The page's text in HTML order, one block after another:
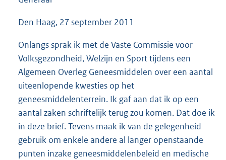
Den Haag, 27 september 2011
Onlangs sprak ik met de Vaste Commissie voor
Volksgezondheid, Welzijn en Sport tijdens een
Algemeen Overleg Geneesmiddelen over een aantal
uiteenlopende kwesties op het
geneesmiddelenterrein. Ik gaf aan dat ik op een
aantal zaken schriftelijk terug zou komen. Dat doe ik
in deze brief. Tevens maak ik van de gelegenheid
gebruik om enkele andere al langer openstaande
punten inzake geneesmiddelenbeleid en medische